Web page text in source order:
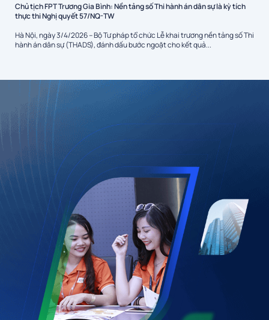
Chủ tịch FPT Trương Gia Bình: Nền tảng số Thi hành án dân sự là kỳ tích
thực thi Nghị quyết 57/NQ-TW
Hà Nội, ngày 3/4/2026 – Bộ Tư pháp tổ chức Lễ khai trương nền tảng số Thi
hành án dân sự (THADS), đánh dấu bước ngoặt cho kết quả...